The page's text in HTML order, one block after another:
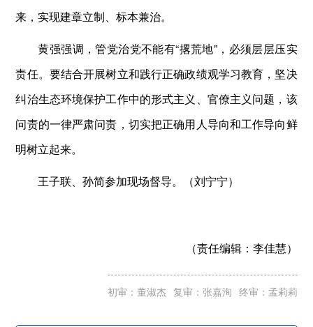
来，实现建章立制、标本兼治。
黄强强调，管党治党不能有“撂荒地”，必须层层压实
责任。要结合开展树立和践行正确政绩观学习教育，坚决
纠治生态环境保护工作中的形式主义、官僚主义问题，该
问责的一律严肃问责，切实把正确用人导向和工作导向鲜
明树立起来。
王子联、孙简参加现场督导。（刘宁宁）
（责任编辑： 李佳慧）
初审：董淑杰 复审：张嘉洵 终审：孟莉莉